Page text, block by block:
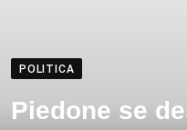
POLITICA
Piedone se